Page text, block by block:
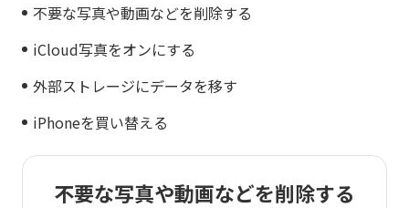
不要な写真や動画などを削除する
iCloud写真をオンにする
外部ストレージにデータを移す
iPhoneを買い替える
不要な写真や動画などを削除する